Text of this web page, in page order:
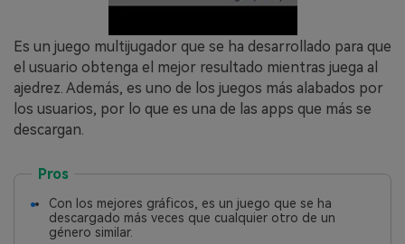
Es un juego multijugador que se ha desarrollado para que
el usuario obtenga el mejor resultado mientras juega al
ajedrez. Además, es uno de los juegos más alabados por
los usuarios, por lo que es una de las apps que más se
descargan.
Pros
Con los mejores gráficos, es un juego que se ha
descargado más veces que cualquier otro de un
género similar.